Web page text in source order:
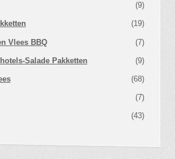
(9)
(19)
Vlees BBQ (7)
Salade Pakketten (9)
(68)
(7)
(43)